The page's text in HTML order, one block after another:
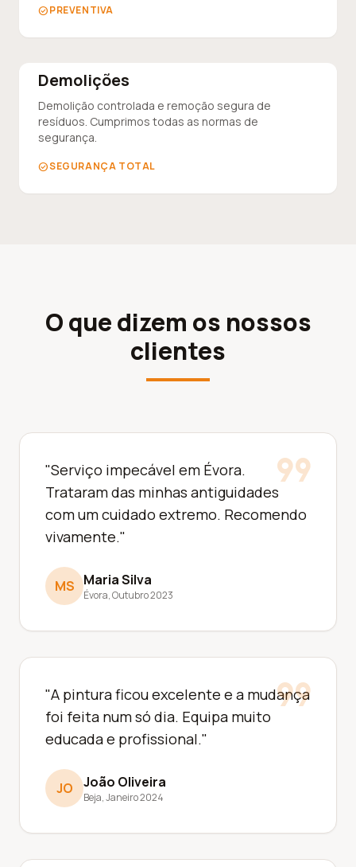
check_circlePREVENTIVA
Demolições
Demolição controlada e remoção segura de
resíduos. Cumprimos todas as normas de
segurança.
check_circleSEGURANÇA TOTAL
O que dizem os nossos
clientes
format_quote
"Serviço impecável em Évora.
Trataram das minhas antiguidades
com um cuidado extremo. Recomendo
vivamente."
MS Maria Silva
Évora, Outubro 2023
format_quote
"A pintura ficou excelente e a mudança
foi feita num só dia. Equipa muito
educada e profissional."
JO João Oliveira
Beja, Janeiro 2024